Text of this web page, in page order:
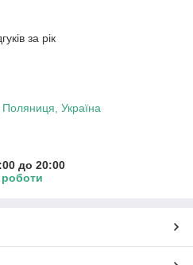
за рік
Україна
до 20:00
роботи